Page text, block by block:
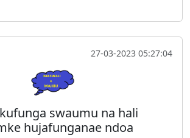
27-03-2023 05:27:04
swaumu na hali
hujafunganae ndoa